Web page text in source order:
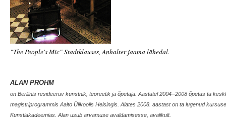
"The People's Mic" Stadtklauses, Anhalter jaama lähedal.
ALAN PROHM
on Berliinis resideeruv kunstnik, teoreetik ja õpetaja. Aastatel 2004–2008 õpetas ta
magistriprogrammis Aalto Ülikoolis Helsingis. Alates 2008. aastast on ta lugenud
Kunstiakadeemias. Alan usub arvamuse avaldamisesse, avalikult.